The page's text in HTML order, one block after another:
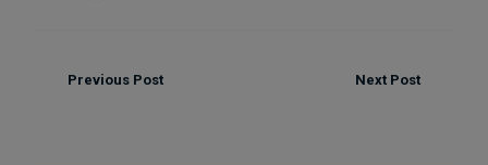
Previous Post Next Post